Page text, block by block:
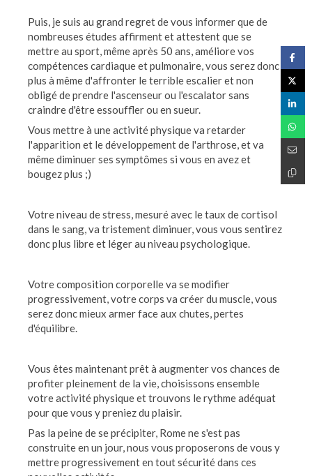
Puis, je suis au grand regret de vous informer que de
nombreuses études affirment et attestent que se
mettre au sport, même après 50 ans, améliore vos
compétences cardiaque et pulmonaire, vous serez donc
plus à même d'affronter le terrible escalier et non
obligé de prendre l'ascenseur ou l'escalator sans
craindre d'être essouffler ou en sueur.
Vous mettre à une activité physique va retarder
l'apparition et le développement de l'arthrose, et va
même diminuer ses symptômes si vous en avez et
bougez plus ;)
Votre niveau de stress, mesuré avec le taux de cortisol
dans le sang, va tristement diminuer, vous vous sentirez
donc plus libre et léger au niveau psychologique.
Votre composition corporelle va se modifier
progressivement, votre corps va créer du muscle, vous
serez donc mieux armer face aux chutes, pertes
d'équilibre.
Vous êtes maintenant prêt à augmenter vos chances de
profiter pleinement de la vie, choisissons ensemble
votre activité physique et trouvons le rythme adéquat
pour que vous y preniez du plaisir.
Pas la peine de se précipiter, Rome ne s'est pas
construite en un jour, nous vous proposerons de vous y
mettre progressivement en tout sécurité dans ces